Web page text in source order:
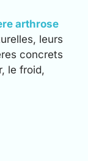
arthrose
leurs
concrets
le froid,